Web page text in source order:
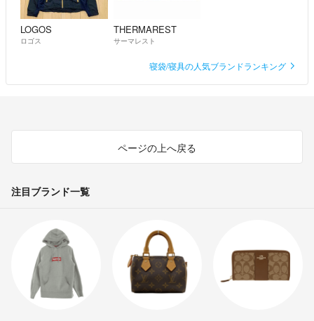
LOGOS
ロゴス
THERMAREST
サーマレスト
寝袋/寝具の人気ブランドランキング
ページの上へ戻る
注目ブランド一覧